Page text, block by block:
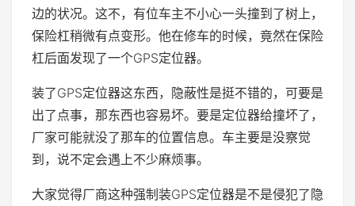
边的状况。这不，有位车主不小心一头撞到了树上，
保险杠稍微有点变形。他在修车的时候，竟然在保险
杠后面发现了一个GPS定位器。
装了GPS定位器这东西，隐蔽性是挺不错的，可要是
出了点事，那东西也容易坏。要是定位器给撞坏了，
厂家可能就没了那车的位置信息。车主要是没察觉
到，说不定会遇上不少麻烦事。
大家觉得厂商这种强制装GPS定位器是不是侵犯了隐